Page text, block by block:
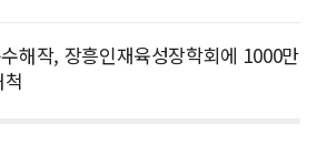
해작, 장흥인재육성장학회에 1000만